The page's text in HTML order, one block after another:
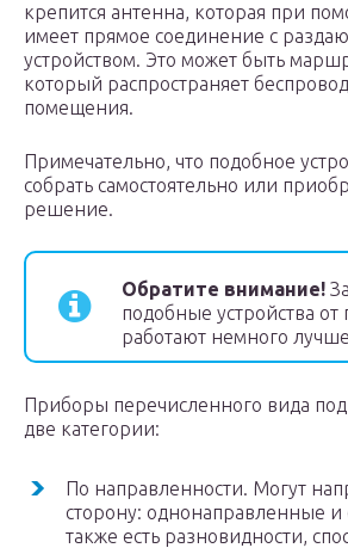
крепится антенна, которая при
имеет прямое соединение с
устройством. Это может быть
который распространяет
помещения.
Примечательно, что подобное
собрать самостоятельно или
решение.
Обратите внимание!
подобные устройства от
работают немного
Приборы перечисленного вида
две категории:
По направленности. Могут
сторону: однонаправленные и
также есть разновидности,